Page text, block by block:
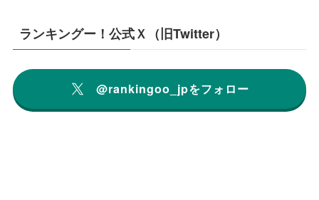
ランキングー！公式Ｘ（旧Twitter）
@rankingoo_jpをフォロー